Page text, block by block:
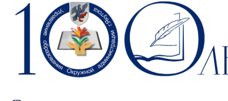
Перейти к основному содержанию
Skip to search